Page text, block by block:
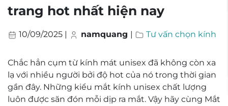
trang hot nhất hiện nay
10/09/2025 | namquang | Tư vấn chọn kính
Chắc hẳn cụm từ kính mát unisex đã không còn xa
lạ với nhiều người bởi độ hot của nó trong thời gian
gần đây. Những kiểu mắt kính unisex chất lượng
luôn được săn đón mỗi dịp ra mắt. Vậy hãy cùng Mắt